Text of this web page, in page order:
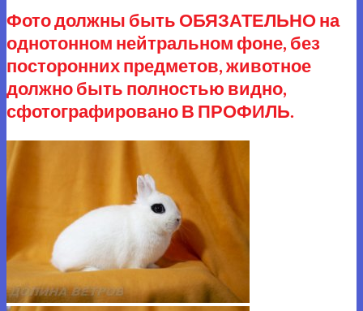
Фото должны быть ОБЯЗАТЕЛЬНО на
однотонном нейтральном фоне, без
посторонних предметов, животное
должно быть полностью видно,
сфотографировано В ПРОФИЛЬ.